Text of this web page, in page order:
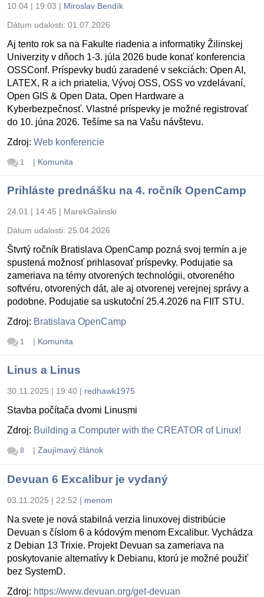
10.04 | 19:03 | Miroslav Bendík
Dátum udalosti: 01.07.2026
Aj tento rok sa na Fakulte riadenia a informatiky Žilinskej
Univerzity v dňoch 1-3. júla 2026 bude konať konferencia
OSSConf. Príspevky budú zaradené v sekciách: Open AI,
LATEX, R a ich priatelia, Vývoj OSS, OSS vo vzdelávaní,
Open GIS & Open Data, Open Hardware a
Kyberbezpečnosť. Vlastné príspevky je možné registrovať
do 10. júna 2026. Tešíme sa na Vašu návštevu.
Zdroj: Web konferencie
1 | Komunita
Prihláste prednášku na 4. ročník OpenCamp
24.01 | 14:45 | MarekGalinski
Dátum udalosti: 25.04.2026
Štvrtý ročník Bratislava OpenCamp pozná svoj termín a je
spustená možnosť prihlasovať príspevky. Podujatie sa
zameriava na témy otvorených technológii, otvoreného
softvéru, otvorených dát, ale aj otvorenej verejnej správy a
podobne. Podujatie sa uskutoční 25.4.2026 na FIIT STU.
Zdroj: Bratislava OpenCamp
1 | Komunita
Linus a Linus
30.11.2025 | 19:40 | redhawk1975
Stavba počítača dvomi Linusmi
Zdroj: Building a Computer with the CREATOR of Linux!
8 | Zaujímavý článok
Devuan 6 Excalibur je vydaný
03.11.2025 | 22:52 | menom
Na svete je nová stabilná verzia linuxovej distribúcie
Devuan s číslom 6 a kódovým menom Excalibur. Vychádza
z Debian 13 Trixie. Projekt Devuan sa zameriava na
poskytovanie alternatívy k Debianu, ktorú je možné použiť
bez SystemD.
Zdroj: https://www.devuan.org/get-devuan